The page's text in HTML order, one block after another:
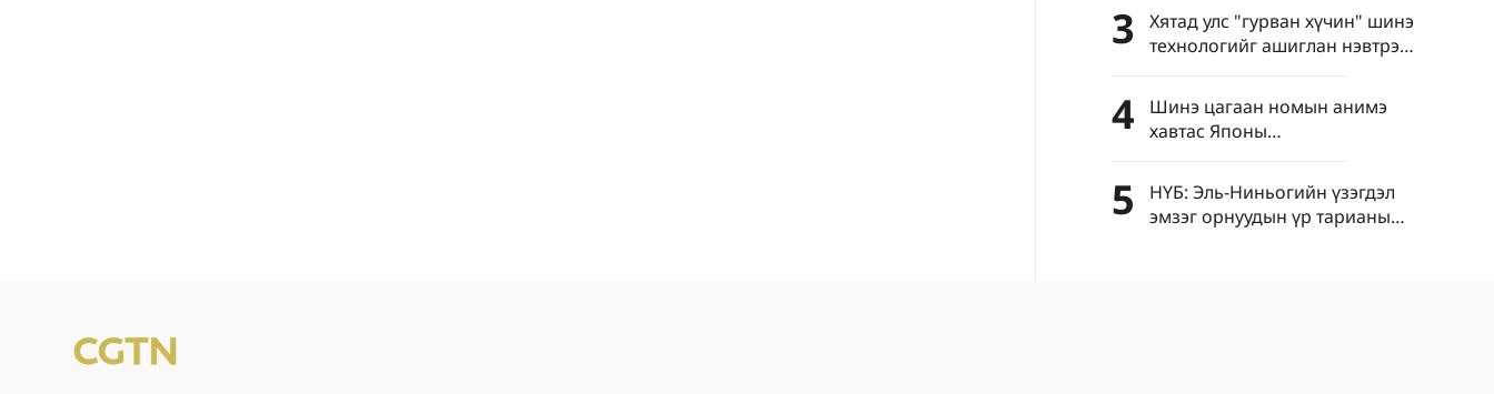
3
Хятад улс "гурван хүчин" шинэ
технологийг ашиглан нэвтрэн
тархахаас сэргийлэхийг
уриалав
4
Шинэ цагаан номын анимэ
хавтас Японы
"цэрэгжүүлэлтийг дахин
эрчимжүүлэх" шуналыг нууж
чадахгүй
5
НҮБ: Эль-Ниньогийн үзэгдэл
эмзэг орнуудын үр тарианы